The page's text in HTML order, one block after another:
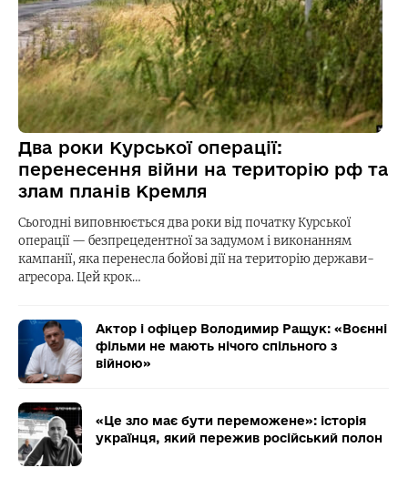
Два роки Курської операції:
перенесення війни на територію рф та
злам планів Кремля
Сьогодні виповнюється два роки від початку Курської
операції — безпрецедентної за задумом і виконанням
кампанії, яка перенесла бойові дії на територію держави-
агресора. Цей крок…
Актор і офіцер Володимир Ращук: «Воєнні
фільми не мають нічого спільного з
війною»
«Це зло має бути переможене»: історія
українця, який пережив російський полон